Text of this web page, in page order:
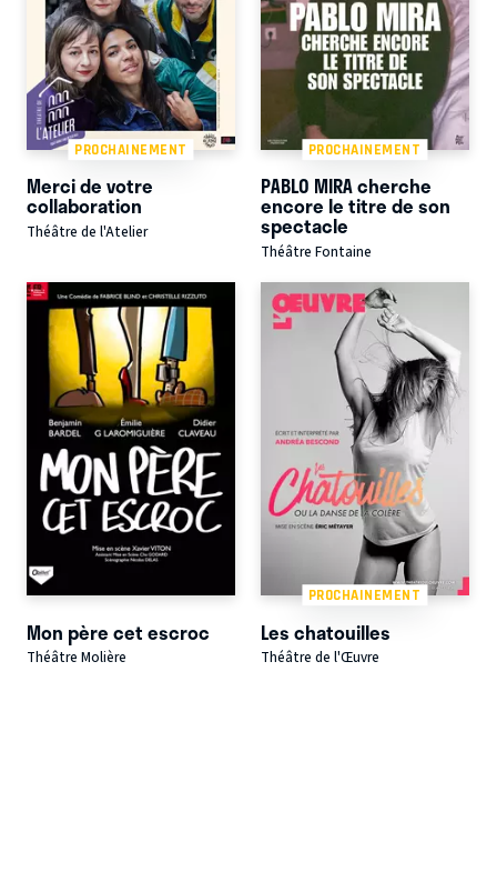
PROCHAINEMENT
Merci de votre
collaboration
Théâtre de l'Atelier
PROCHAINEMENT
PABLO MIRA cherche
encore le titre de son
spectacle
Théâtre Fontaine
Mon père cet escroc
Théâtre Molière
PROCHAINEMENT
Les chatouilles
Théâtre de l'Œuvre